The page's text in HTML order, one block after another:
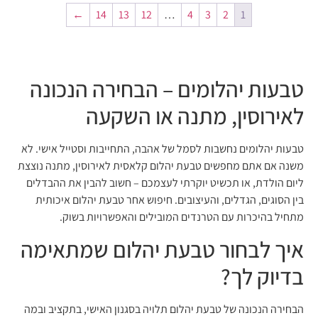
1
2
3
4
…
12
13
14
←
טבעות יהלומים – הבחירה הנכונה
לאירוסין, מתנה או השקעה
טבעות יהלומים נחשבות לסמל של אהבה, התחייבות וסטייל אישי. לא
משנה אם אתם מחפשים טבעת יהלום קלאסית לאירוסין, מתנה נוצצת
ליום הולדת, או תכשיט יוקרתי לעצמכם – חשוב להבין את ההבדלים
בין הסוגים, הגדלים, והעיצובים. חיפוש אחר טבעת יהלום איכותית
מתחיל בהיכרות עם הטרנדים המובילים והאפשרויות בשוק.
איך לבחור טבעת יהלום שמתאימה
בדיוק לך?
הבחירה הנכונה של טבעת יהלום תלויה בסגנון האישי, בתקציב ובמה